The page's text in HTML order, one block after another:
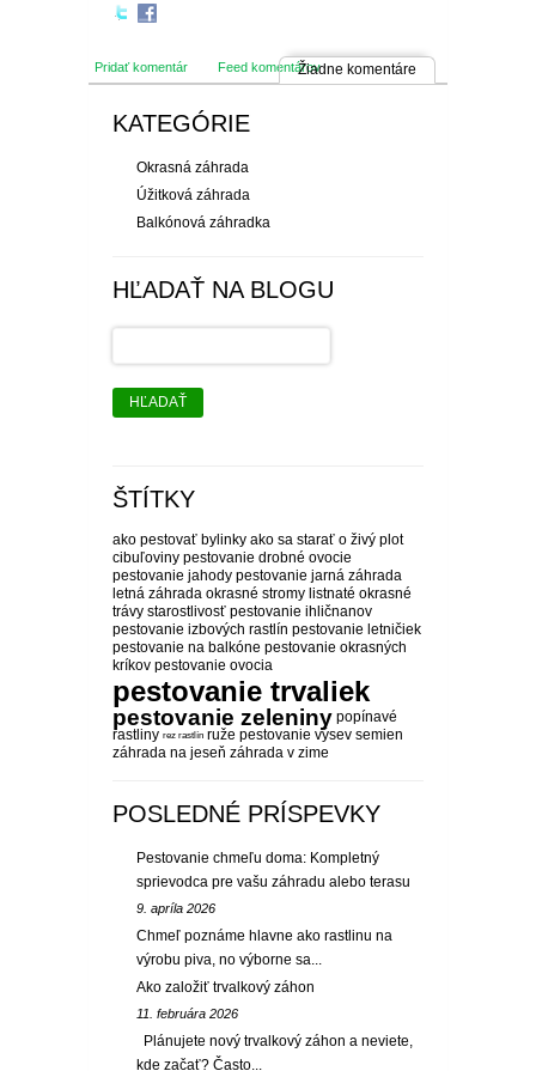
Pridať komentár Feed komentárovŽiadne komentáre
KATEGÓRIE
Okrasná záhrada
Úžitková záhrada
Balkónová záhradka
HĽADAŤ NA BLOGU
HĽADAŤ
ŠTÍTKY
ako pestovať bylinky ako sa starať o živý plot
cibuľoviny pestovanie drobné ovocie
pestovanie jahody pestovanie jarná záhrada
letná záhrada okrasné stromy listnaté okrasné
trávy starostlivosť pestovanie ihličnanov
pestovanie izbových rastlín pestovanie letničiek
pestovanie na balkóne pestovanie okrasných
kríkov pestovanie ovocia
pestovanie trvaliek
pestovanie zeleniny popínavé
rastliny rez rastlín ruže pestovanie výsev semien
záhrada na jeseň záhrada v zime
POSLEDNÉ PRÍSPEVKY
Pestovanie chmeľu doma: Kompletný
sprievodca pre vašu záhradu alebo terasu
9. apríla 2026
Chmeľ poznáme hlavne ako rastlinu na
výrobu piva, no výborne sa...
Ako založiť trvalkový záhon
11. februára 2026
Plánujete nový trvalkový záhon a neviete,
kde začať? Často...